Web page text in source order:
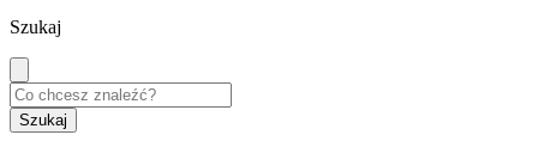
Szukaj